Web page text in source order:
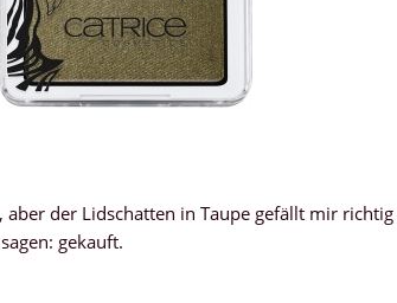
der Lidschatten in Taupe gefällt mir richtig
gekauft.